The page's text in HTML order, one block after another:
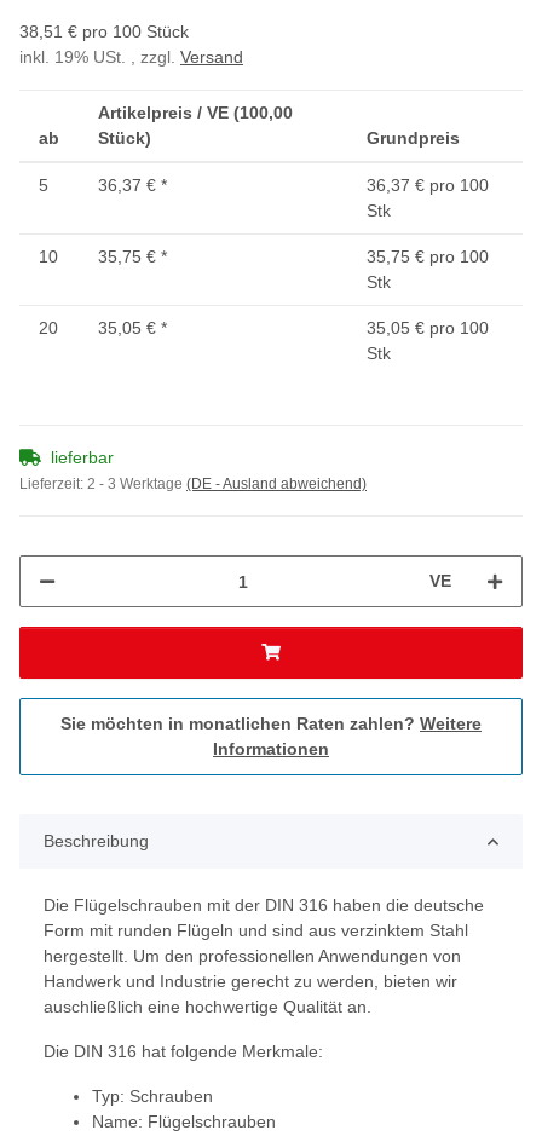
38,51 € pro 100 Stück
inkl. 19% USt. , zzgl. Versand
ab
Artikelpreis / VE (100,00
Stück)
Grundpreis
5 36,37 € *
36,37 € pro 100
Stk
10 35,75 € *
35,75 € pro 100
Stk
20 35,05 € *
35,05 € pro 100
Stk
lieferbar
Lieferzeit: 2 - 3 Werktage (DE - Ausland abweichend)
VE
Sie möchten in monatlichen Raten zahlen? Weitere
Informationen
Beschreibung
Die Flügelschrauben mit der DIN 316 haben die deutsche
Form mit runden Flügeln und sind aus verzinktem Stahl
hergestellt. Um den professionellen Anwendungen von
Handwerk und Industrie gerecht zu werden, bieten wir
auschließlich eine hochwertige Qualität an.
Die DIN 316 hat folgende Merkmale:
Typ: Schrauben
Name: Flügelschrauben